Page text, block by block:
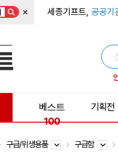
× 세종기프트, 공공기
베스트
100
기획전
구급/위생용품 구급함